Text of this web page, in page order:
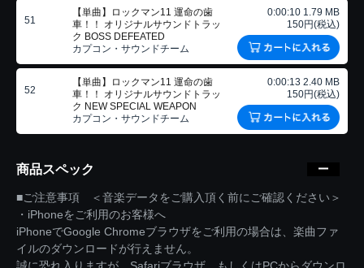
51
【単曲】ロックマン11 運命の歯
車！！ オリジナルサウンドトラッ
ク BOSS DEFEATED
カプコン・サウンドチーム
0:00:10 1.79 MB
150円(税込)
52
【単曲】ロックマン11 運命の歯
車！！ オリジナルサウンドトラッ
ク NEW SPECIAL WEAPON
カプコン・サウンドチーム
0:00:13 2.40 MB
150円(税込)
商品スペック
■ご注意事項 ＜音楽データをご購入頂く前にご確認ください＞
・iPhoneをご利用のお客様へ
iPhoneでGoogle Chromeブラウザをご利用の場合は、楽曲ファ
イルのダウンロードが行えません。